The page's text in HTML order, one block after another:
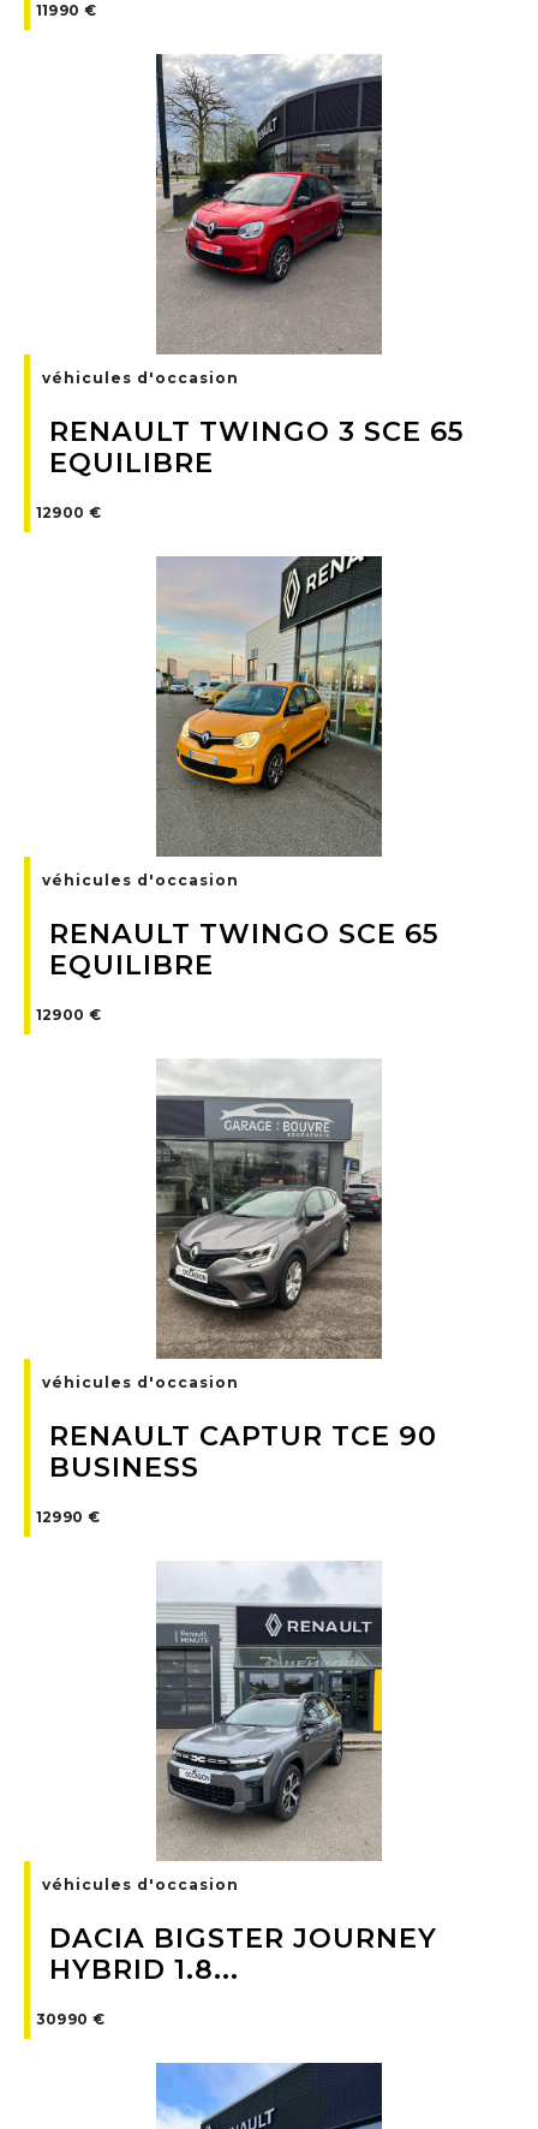
11990 €
véhicules d'occasion
RENAULT TWINGO 3 SCE 65
EQUILIBRE
12900 €
véhicules d'occasion
RENAULT TWINGO SCE 65
EQUILIBRE
12900 €
véhicules d'occasion
RENAULT CAPTUR TCE 90
BUSINESS
12990 €
véhicules d'occasion
DACIA BIGSTER JOURNEY
HYBRID 1.8...
30990 €